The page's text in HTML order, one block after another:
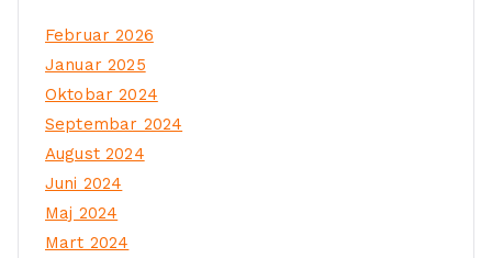
Februar 2026
Januar 2025
Oktobar 2024
Septembar 2024
August 2024
Juni 2024
Maj 2024
Mart 2024